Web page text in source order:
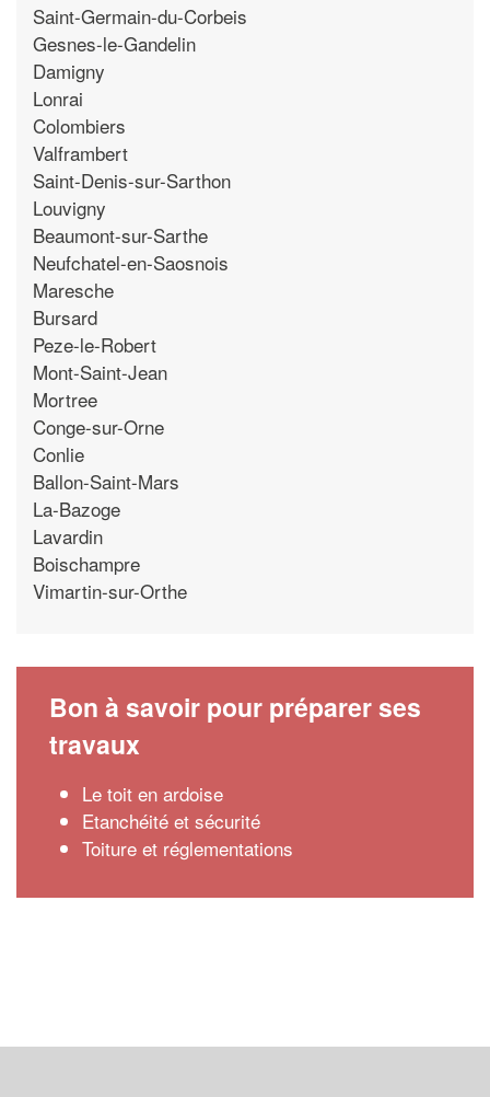
Saint-Germain-du-Corbeis
Gesnes-le-Gandelin
Damigny
Lonrai
Colombiers
Valframbert
Saint-Denis-sur-Sarthon
Louvigny
Beaumont-sur-Sarthe
Neufchatel-en-Saosnois
Maresche
Bursard
Peze-le-Robert
Mont-Saint-Jean
Mortree
Conge-sur-Orne
Conlie
Ballon-Saint-Mars
La-Bazoge
Lavardin
Boischampre
Vimartin-sur-Orthe
Bon à savoir pour préparer ses
travaux
Le toit en ardoise
Etanchéité et sécurité
Toiture et réglementations